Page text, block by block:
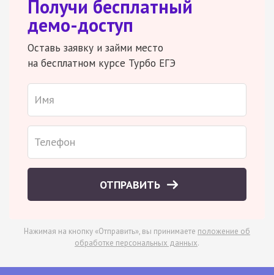
Получи бесплатный
демо-доступ
Оставь заявку и займи место
на бесплатном курсе Турбо ЕГЭ
ОТПРАВИТЬ
Нажимая на кнопку «Отправить», вы принимаете положение об
обработке персональных данных.